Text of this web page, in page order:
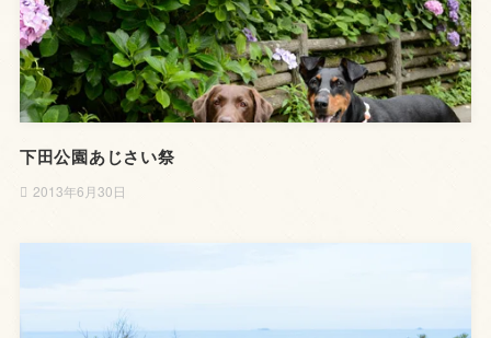
下田公園あじさい祭
2013年6月30日